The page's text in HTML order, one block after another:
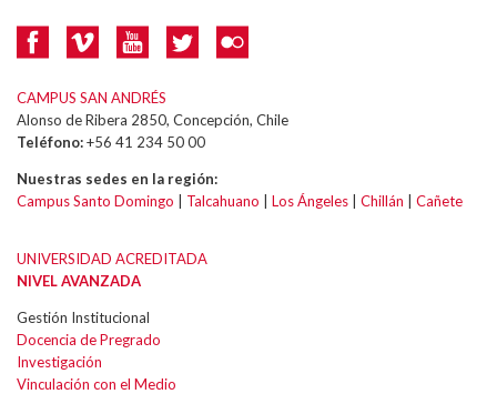
CAMPUS SAN ANDRÉS
Alonso de Ribera 2850, Concepción, Chile
Teléfono:+56 41 234 50 00
Nuestras sedes en la región:
Campus Santo Domingo | Talcahuano | Los Ángeles | Chillán | Cañete
UNIVERSIDAD ACREDITADA
NIVEL AVANZADA
Gestión Institucional
Docencia de Pregrado
Investigación
Vinculación con el Medio